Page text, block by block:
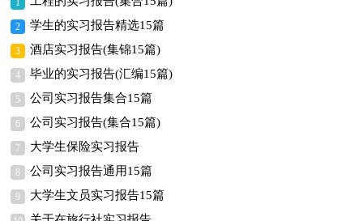
1
2 学生的实习报告精选15篇
3 酒店实习报告(集锦15篇)
4 毕业的实习报告(汇编15篇)
5 公司实习报告集合15篇
6 公司实习报告(集合15篇)
7 大学生保险实习报告
8 公司实习报告通用15篇
9 大学生文员实习报告15篇